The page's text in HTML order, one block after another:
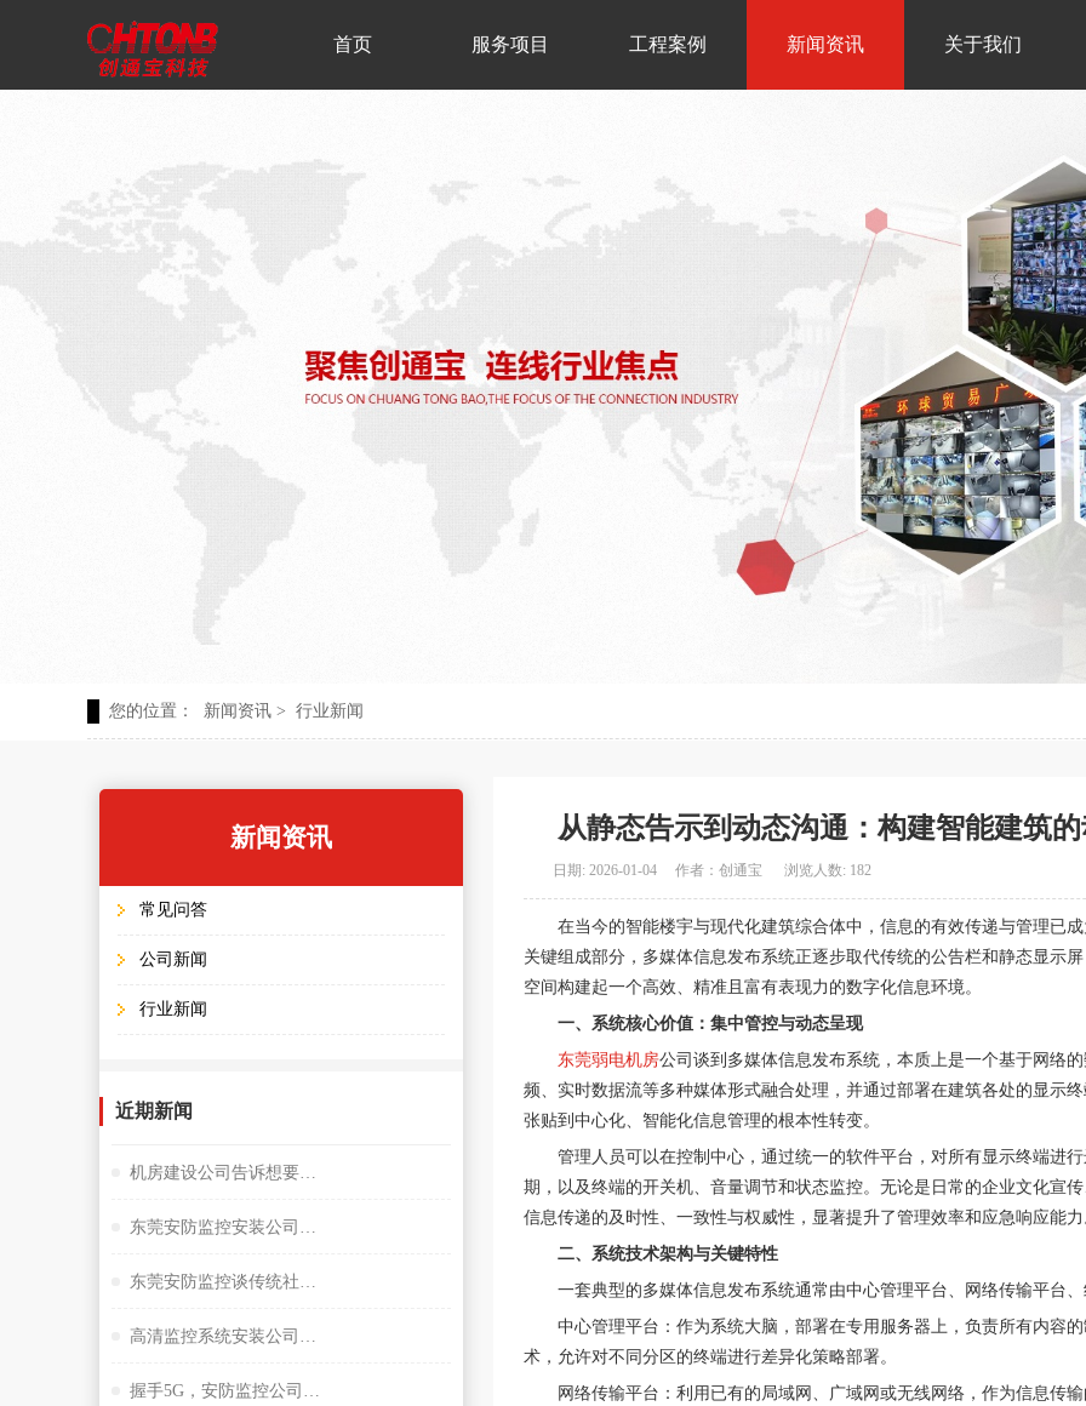
首页 服务项目 工程案例 新闻资讯 关于我们
您的位置： 新闻资讯 > 行业新闻
新闻资讯
常见问答
公司新闻
行业新闻
近期新闻
机房建设公司告诉想要监控夜视效果好选择很重要
东莞安防监控安装公司谈小间距LED显示屏
东莞安防监控谈传统社区存在的问题
高清监控系统安装公司阐述失驾人员管控系统
握手5G，安防监控公司谈描绘未来大交通云锦蓝图
从静态告示到动态沟通：构建智能建筑
日期: 2026-01-04 作者：创通宝 浏览人数: 182
在当今的智能楼宇与现代化建筑综合体中，信息的有效传递与管理已
关键组成部分，多媒体信息发布系统正逐步取代传统的公告栏和静态显示
空间构建起一个高效、精准且富有表现力的数字化信息环境。
一、系统核心价值：集中管控与动态呈现
东莞弱电机房公司谈到多媒体信息发布系统，本质上是一个基于网络
频、实时数据流等多种媒体形式融合处理，并通过部署在建筑各处的显示
张贴到中心化、智能化信息管理的根本性转变。
管理人员可以在控制中心，通过统一的软件平台，对所有显示终端进
期，以及终端的开关机、音量调节和状态监控。无论是日常的企业文化宣
信息传递的及时性、一致性与权威性，显著提升了管理效率和应急响应能
二、系统技术架构与关键特性
一套典型的多媒体信息发布系统通常由中心管理平台、网络传输平台
中心管理平台：作为系统大脑，部署在专用服务器上，负责所有内容
术，允许对不同分区的终端进行差异化策略部署。
网络传输平台：利用已有的局域网、广域网或无线网络，作为信息传